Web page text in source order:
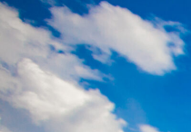
Passer
au
contenu